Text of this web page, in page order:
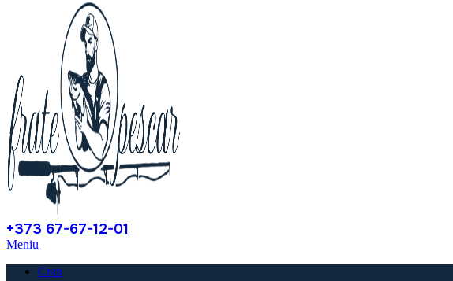
+373 67-67-12-01
Meniu
Crap